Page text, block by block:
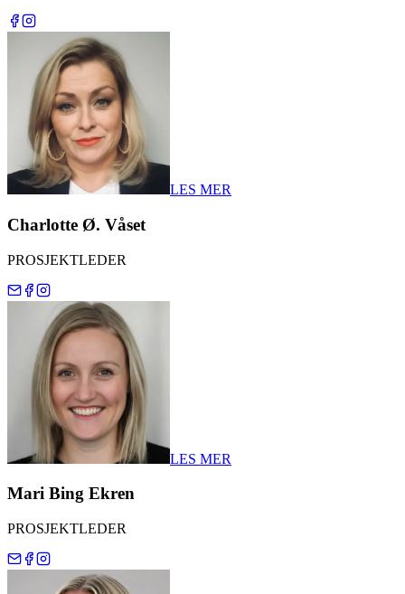
LES MER
Charlotte Ø. Våset
PROSJEKTLEDER
LES MER
Mari Bing Ekren
PROSJEKTLEDER